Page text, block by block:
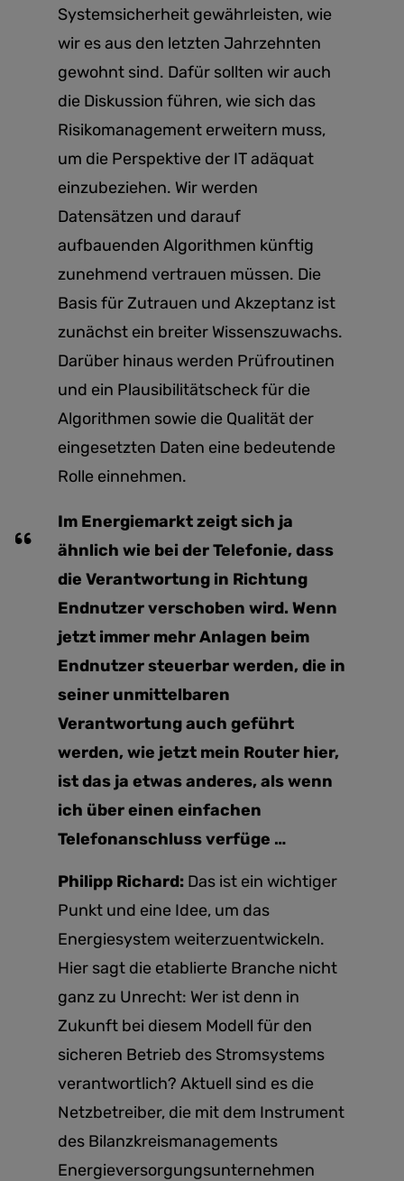
Systemsicherheit gewährleisten, wie
wir es aus den letzten Jahrzehnten
gewohnt sind. Dafür sollten wir auch
die Diskussion führen, wie sich das
Risikomanagement erweitern muss,
um die Perspektive der IT adäquat
einzubeziehen. Wir werden
Datensätzen und darauf
aufbauenden Algorithmen künftig
zunehmend vertrauen müssen. Die
Basis für Zutrauen und Akzeptanz ist
zunächst ein breiter Wissenszuwachs.
Darüber hinaus werden Prüfroutinen
und ein Plausibilitätscheck für die
Algorithmen sowie die Qualität der
eingesetzten Daten eine bedeutende
Rolle einnehmen.
Im Energiemarkt zeigt sich ja
ähnlich wie bei der Telefonie, dass
die Verantwortung in Richtung
Endnutzer verschoben wird. Wenn
jetzt immer mehr Anlagen beim
Endnutzer steuerbar werden, die in
seiner unmittelbaren
Verantwortung auch geführt
werden, wie jetzt mein Router hier,
ist das ja etwas anderes, als wenn
ich über einen einfachen
Telefonanschluss verfüge …
Philipp Richard: Das ist ein wichtiger
Punkt und eine Idee, um das
Energiesystem weiterzuentwickeln.
Hier sagt die etablierte Branche nicht
ganz zu Unrecht: Wer ist denn in
Zukunft bei diesem Modell für den
sicheren Betrieb des Stromsystems
verantwortlich? Aktuell sind es die
Netzbetreiber, die mit dem Instrument
des Bilanzkreismanagements
Energieversorgungsunternehmen